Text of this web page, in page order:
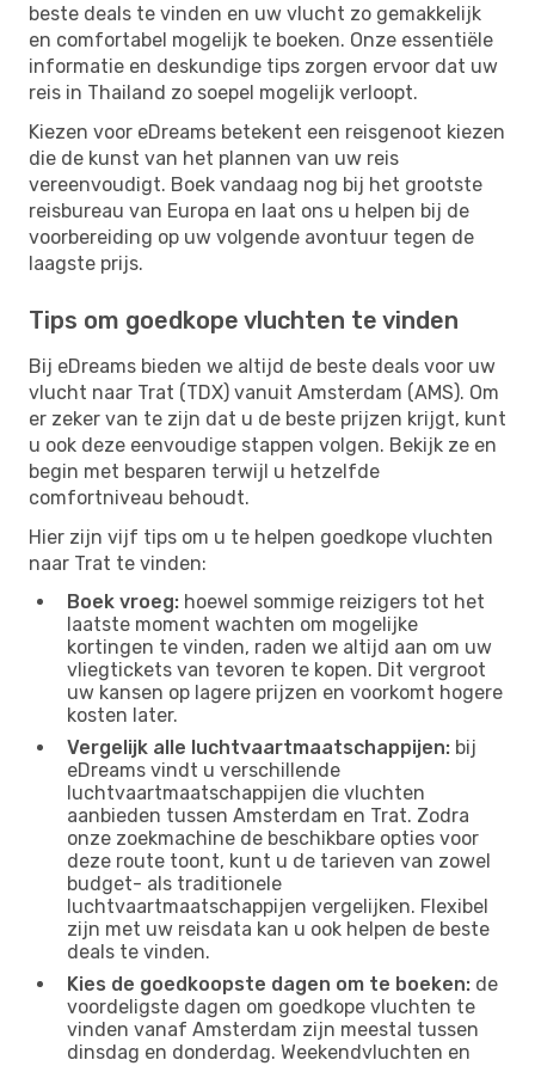
beste deals te vinden en uw vlucht zo gemakkelijk
en comfortabel mogelijk te boeken. Onze essentiële
informatie en deskundige tips zorgen ervoor dat uw
reis in Thailand zo soepel mogelijk verloopt.
Kiezen voor eDreams betekent een reisgenoot kiezen
die de kunst van het plannen van uw reis
vereenvoudigt. Boek vandaag nog bij het grootste
reisbureau van Europa en laat ons u helpen bij de
voorbereiding op uw volgende avontuur tegen de
laagste prijs.
Tips om goedkope vluchten te vinden
Bij eDreams bieden we altijd de beste deals voor uw
vlucht naar Trat (TDX) vanuit Amsterdam (AMS). Om
er zeker van te zijn dat u de beste prijzen krijgt, kunt
u ook deze eenvoudige stappen volgen. Bekijk ze en
begin met besparen terwijl u hetzelfde
comfortniveau behoudt.
Hier zijn vijf tips om u te helpen goedkope vluchten
naar Trat te vinden:
Boek vroeg: hoewel sommige reizigers tot het
laatste moment wachten om mogelijke
kortingen te vinden, raden we altijd aan om uw
vliegtickets van tevoren te kopen. Dit vergroot
uw kansen op lagere prijzen en voorkomt hogere
kosten later.
Vergelijk alle luchtvaartmaatschappijen: bij
eDreams vindt u verschillende
luchtvaartmaatschappijen die vluchten
aanbieden tussen Amsterdam en Trat. Zodra
onze zoekmachine de beschikbare opties voor
deze route toont, kunt u de tarieven van zowel
budget- als traditionele
luchtvaartmaatschappijen vergelijken. Flexibel
zijn met uw reisdata kan u ook helpen de beste
deals te vinden.
Kies de goedkoopste dagen om te boeken: de
voordeligste dagen om goedkope vluchten te
vinden vanaf Amsterdam zijn meestal tussen
dinsdag en donderdag. Weekendvluchten en